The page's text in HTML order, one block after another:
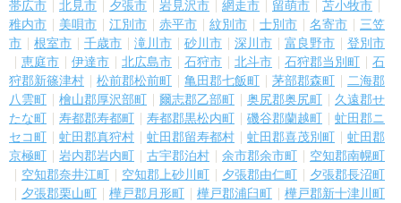
帯広市
北見市 夕張市 岩見沢市 網走市 留萌市
苫小牧市
稚内市
美唄市 江別市 赤平市 紋別市 士別市 名寄市
三笠
市
根室市 千歳市 滝川市 砂川市 深川市 富良野市
登別市
恵庭市
伊達市 北広島市 石狩市 北斗市 石狩郡当別町
石
狩郡新篠津村
松前郡松前町 亀田郡七飯町 茅部郡森町
二海郡
八雲町
檜山郡厚沢部町 爾志郡乙部町 奥尻郡奥尻町
久遠郡せ
たな町
寿都郡寿都町 寿都郡黒松内町 磯谷郡蘭越町
虻田郡ニ
セコ町
虻田郡真狩村 虻田郡留寿都村 虻田郡喜茂別町
虻田郡
京極町
岩内郡岩内町 古宇郡泊村 余市郡余市町
空知郡南幌町
空知郡奈井江町
空知郡上砂川町 夕張郡由仁町
夕張郡長沼町
夕張郡栗山町
樺戸郡月形町 樺戸郡浦臼町
樺戸郡新十津川町